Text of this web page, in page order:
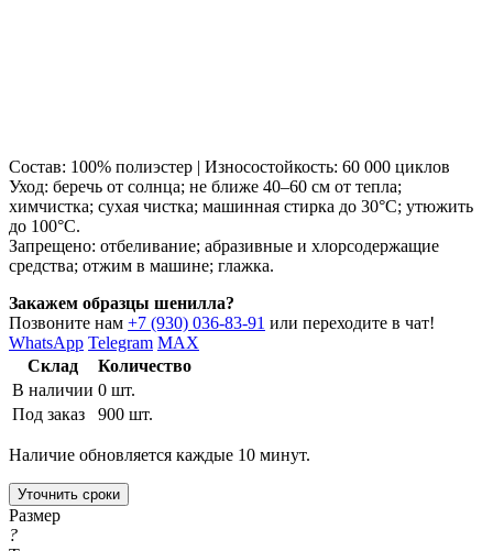
Состав: 100% полиэстер | Износостойкость: 60 000 циклов
Уход: беречь от солнца; не ближе 40–60 см от тепла;
химчистка; сухая чистка; машинная стирка до 30°C; утюжить
до 100°C.
Запрещено: отбеливание; абразивные и хлорсодержащие
средства; отжим в машине; глажка.
Закажем образцы шенилла?
Позвоните нам +7 (930) 036-83-91 или переходите в чат!
WhatsApp Telegram MAX
Склад
Количество
В наличии 0 шт.
Под заказ
900 шт.
Наличие обновляется каждые 10 минут.
Уточнить сроки
Размер
?